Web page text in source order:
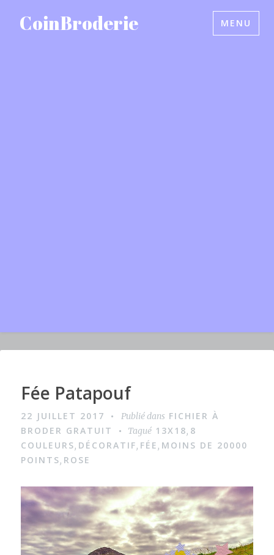
CoinBroderie MENU
I
a
g
e
Fée Patapouf
22 JUILLET 2017 Publié dans FICHIER À
BRODER GRATUIT
Tagué 13X18, 8
COULEURS, DÉCORATIF, FÉE, MOINS DE 20000
POINTS, ROSE